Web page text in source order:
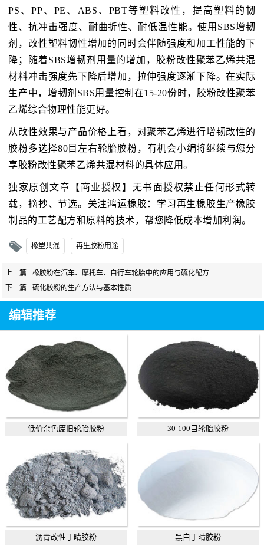
PS、PP、PE、ABS、PBT等塑料改性，提高塑料的韧
性、抗冲击强度、耐曲折性、耐低温性能。使用SBS增韧
剂，改性塑料韧性增加的同时会伴随强度和加工性能的下
降；随着SBS增韧剂用量的增加，胶粉改性聚苯乙烯共混
材料冲击强度先下降后增加，拉伸强度逐渐下降。在实际
生产中，增韧剂SBS用量控制在15-20份时，胶粉改性聚苯
乙烯综合物理性能更好。
从改性效果与产品价格上看，对聚苯乙烯进行增韧改性的
胶粉多选择80目左右轮胎胶粉，有机会小编将继续与您分
享胶粉改性聚苯乙烯共混材料的具体应用。
独家原创文章【商业授权】无书面授权禁止任何形式转
载，摘抄、节选。关注鸿运橡胶：学习再生橡胶生产橡胶
制品的工艺配方和原料的技术，帮您降低成本增加利润。
橡塑共混 再生胶粉用途
上一篇
橡胶粉在汽车、摩托车、自行车轮胎中的应用与硫化配方
下一篇
硫化胶粉的生产方法与基本性质
编辑推荐
低价杂色废旧轮胎胶粉 30-100目轮胎胶粉
沥青改性丁晴胶粉 黑白丁晴胶粉